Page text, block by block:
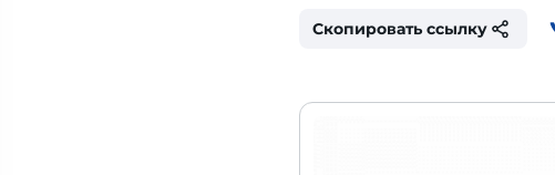
Скопировать ссылку